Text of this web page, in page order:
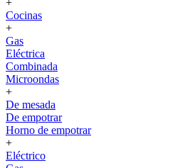
+
Cocinas
+
Gas
Eléctrica
Combinada
Microondas
+
De mesada
De empotrar
Horno de empotrar
+
Eléctrico